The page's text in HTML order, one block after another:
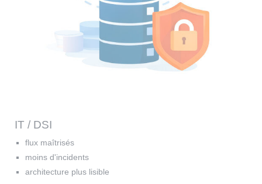
IT / DSI
flux maîtrisés
moins d'incidents
architecture plus lisible